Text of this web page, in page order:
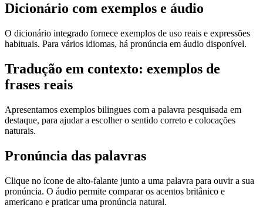
Dicionário com exemplos e áudio
O dicionário integrado fornece exemplos de uso reais e expressões
habituais. Para vários idiomas, há pronúncia em áudio disponível.
Tradução em contexto: exemplos de
frases reais
Apresentamos exemplos bilingues com a palavra pesquisada em
destaque, para ajudar a escolher o sentido correto e colocações
naturais.
Pronúncia das palavras
Clique no ícone de alto-falante junto a uma palavra para ouvir a sua
pronúncia. O áudio permite comparar os acentos britânico e
americano e praticar uma pronúncia natural.